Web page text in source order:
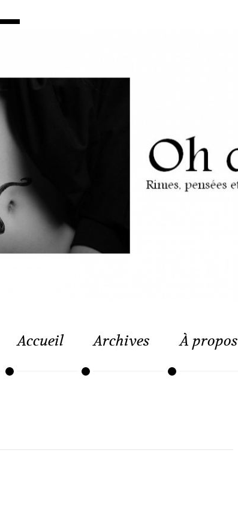
Accueil Archives À propos